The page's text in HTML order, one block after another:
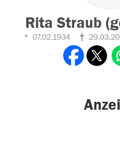
Rita Straub
07.02.1934